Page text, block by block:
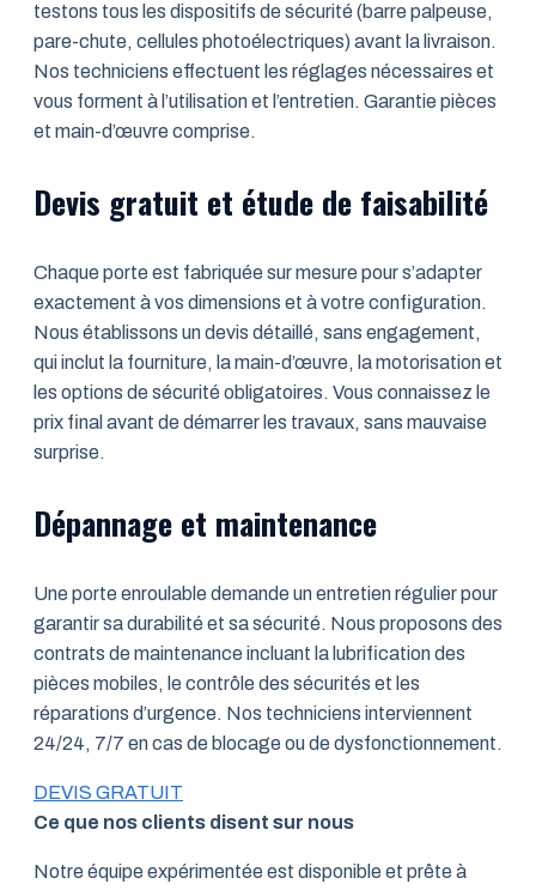
testons tous les dispositifs de sécurité (barre palpeuse,
pare-chute, cellules photoélectriques) avant la livraison.
Nos techniciens effectuent les réglages nécessaires et
vous forment à l’utilisation et l’entretien. Garantie pièces
et main-d’œuvre comprise.
Devis gratuit et étude de faisabilité
Chaque porte est fabriquée sur mesure pour s’adapter
exactement à vos dimensions et à votre configuration.
Nous établissons un devis détaillé, sans engagement,
qui inclut la fourniture, la main-d’œuvre, la motorisation et
les options de sécurité obligatoires. Vous connaissez le
prix final avant de démarrer les travaux, sans mauvaise
surprise.
Dépannage et maintenance
Une porte enroulable demande un entretien régulier pour
garantir sa durabilité et sa sécurité. Nous proposons des
contrats de maintenance incluant la lubrification des
pièces mobiles, le contrôle des sécurités et les
réparations d’urgence. Nos techniciens interviennent
24/24, 7/7 en cas de blocage ou de dysfonctionnement.
DEVIS GRATUIT
Ce que nos clients disent sur nous
Notre équipe expérimentée est disponible et prête à